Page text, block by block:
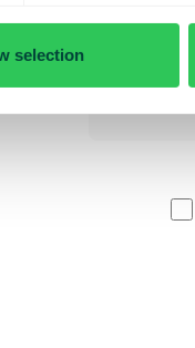
selection